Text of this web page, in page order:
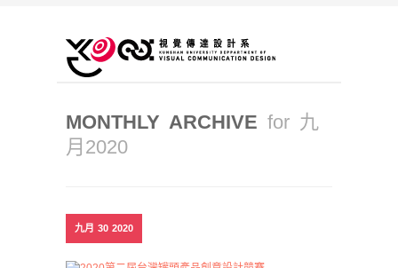
MONTHLY ARCHIVE for 九
月2020
九月 30 2020